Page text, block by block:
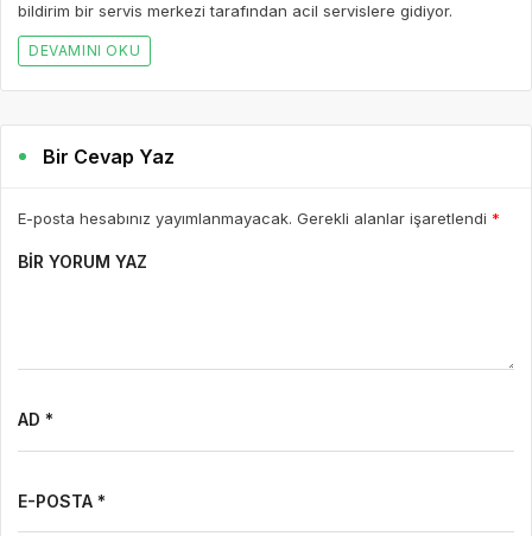
bildirim bir servis merkezi tarafından acil servislere gidiyor.
DEVAMINI OKU
Bir Cevap Yaz
E-posta hesabınız yayımlanmayacak. Gerekli alanlar işaretlendi *
BIR YORUM YAZ
AD *
E-POSTA *